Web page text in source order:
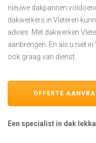
nieuwe dakpannen
dakwerkers in Vleteren
advies. Met dakwerken
aanbrengen. En als u niet
ook graag van dienst.
OFFERTE
Een specialist in dak